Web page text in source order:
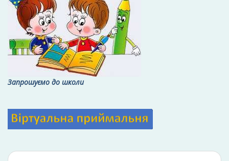
Запрошуємо до школи